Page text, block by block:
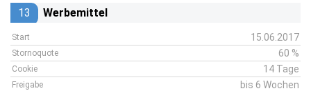
13 Werbemittel
Start 15.06.2017
Stornoquote 60 %
Cookie 14 Tage
Freigabe bis 6 Wochen